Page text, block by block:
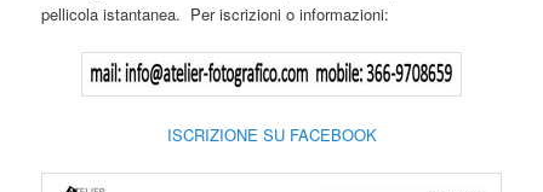
pellicola istantanea. Per iscrizioni o informazioni:
ISCRIZIONE SU FACEBOOK